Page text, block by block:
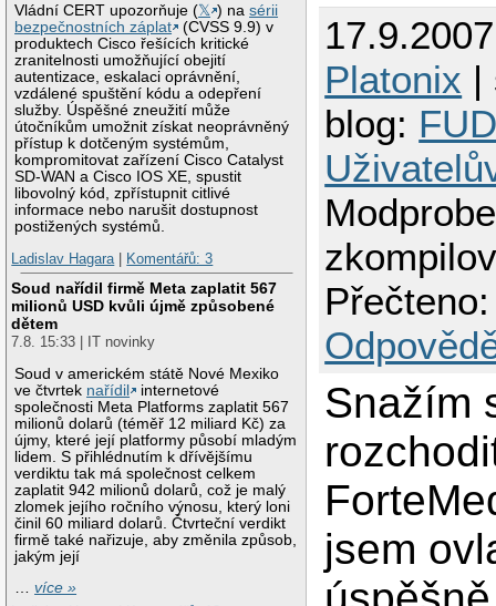
Vládní CERT upozorňuje (𝕏 ) nasérii
bezpečnostních záplat
(CVSS 9.9) v
produktech Cisco řešících kritické
zranitelnosti umožňující obejití
autentizace, eskalaci oprávnění,
vzdálené spuštění kódu a odepření
služby. Úspěšné zneužití může
útočníkům umožnit získat neoprávněný
přístup k dotčeným systémům,
kompromitovat zařízení Cisco Catalyst
SD-WAN a Cisco IOS XE, spustit
libovolný kód, zpřístupnit citlivé
informace nebo narušit dostupnost
postižených systémů.
Ladislav Hagara| Komentářů: 3
Soud nařídil firmě Meta zaplatit 567
milionů USD kvůli újmě způsobené
dětem
7.8. 15:33 | IT novinky
Soud v americkém státě Nové Mexiko
ve čtvrtek nařídil
internetové
společnosti Meta Platforms zaplatit 567
milionů dolarů (téměř 12 miliard Kč) za
újmy, které její platformy působí mladým
lidem. S přihlédnutím k dřívějšímu
verdiktu tak má společnost celkem
zaplatit 942 milionů dolarů, což je malý
zlomek jejího ročního výnosu, který loni
činil 60 miliard dolarů. Čtvrteční verdikt
firmě také nařizuje, aby změnila způsob,
jakým její
…více »
Platonix |
blog:
Snažím
jsem